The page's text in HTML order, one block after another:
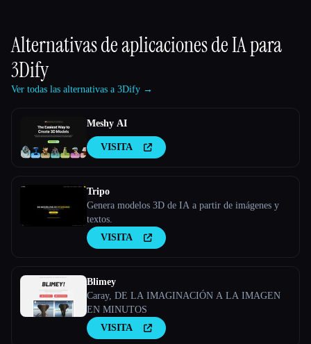
Alternativas de aplicaciones de IA para
3Dify
Ver todas las alternativas a 3Dify →
Meshy AI
VISITA
Tripo
Genera modelos 3D de IA a partir de imágenes y
textos.
VISITA
Blimey
Caray, DE LA IMAGINACIÓN A LA IMAGEN
EN MINUTOS
VISITA